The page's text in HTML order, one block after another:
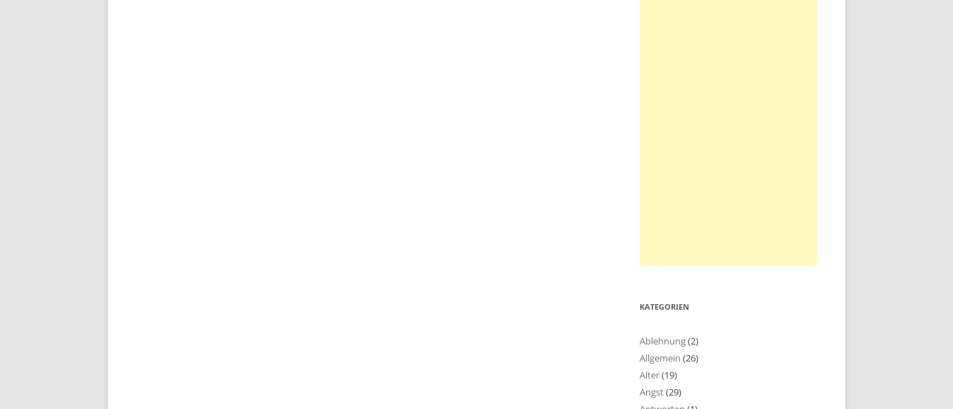
KATEGORIEN
Ablehnung(2)
Allgemein (26)
Alter(19)
Angst(29)